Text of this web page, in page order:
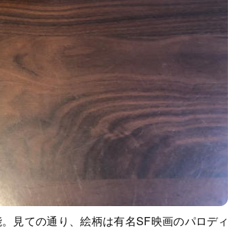
見ての通り、絵柄は有名SF映画のパロディ